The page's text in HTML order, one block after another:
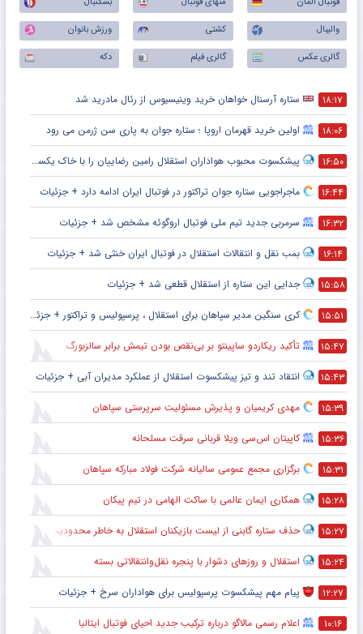
والیبال
کشتی
ورزش بانوان
گالری عکس
گالری فیلم دکه
۱۸:۱۷ ستاره آرسنال خواهان خرید وینیسیوس از رئال مادرید شد
۱۸:۰۶ اولین خرید قهرمان اروپا ؛ ستاره جوان به پاری سن ژرمن می رود
۱۶:۵۰ پیشکسوت محبوب هواداران استقلال رامین رضاییان را با خاک یکسان کرد + جزئیات
۱۶:۴۴ ماجراجویی ستاره جوان تراکتور در فوتبال ایران ادامه دارد + جزئیات
۱۶:۳۲ سرمربی جدید تیم ملی فوتبال اروگوئه مشخص شد + جزئیات
۱۶:۱۴ بمب نقل و انتقالات استقلال در فوتبال ایران خنثی شد + جزئیات
۱۵:۵۸ جدایی این ستاره از استقلال قطعی شد + جزئیات
۱۵:۵۱ کری سنگین مدیر سپاهان برای استقلال ، پرسپولیس و تراکتور + جزئیات
۱۵:۴۷ تأکید ریکاردو ساپینتو بر بی‌نقص بودن تیمش برابر سالزبورگ
۱۵:۴۳ انتقاد تند و تیز پیشکسوت استقلال از عملکرد مدیران آبی + جزئیات
۱۵:۳۹ مهدی کریمیان و پذیرش مسئولیت سرپرستی سپاهان
۱۵:۳۶ کاپیتان اس‌سی ویلا قربانی سرقت مسلحانه
۱۵:۳۱ برگزاری مجمع عمومی سالیانه شرکت فولاد مبارکه سپاهان
۱۵:۲۸ همکاری ایمان عالمی با ساکت الهامی در تیم پیکان
۱۵:۲۷ حذف ستاره گابنی از لیست بازیکنان استقلال به خاطر محدودیت نقل‌وانتقالاتی
۱۵:۲۴ استقلال و روزهای دشوار با پنجره نقل‌وانتقالاتی بسته
۱۲:۲۷ پیام مهم پیشکسوت پرسپولیس برای هواداران سرخ + جزئیات
۱۰:۱۶ اعلام رسمی مالاگو درباره ترکیب جدید احیای فوتبال ایتالیا